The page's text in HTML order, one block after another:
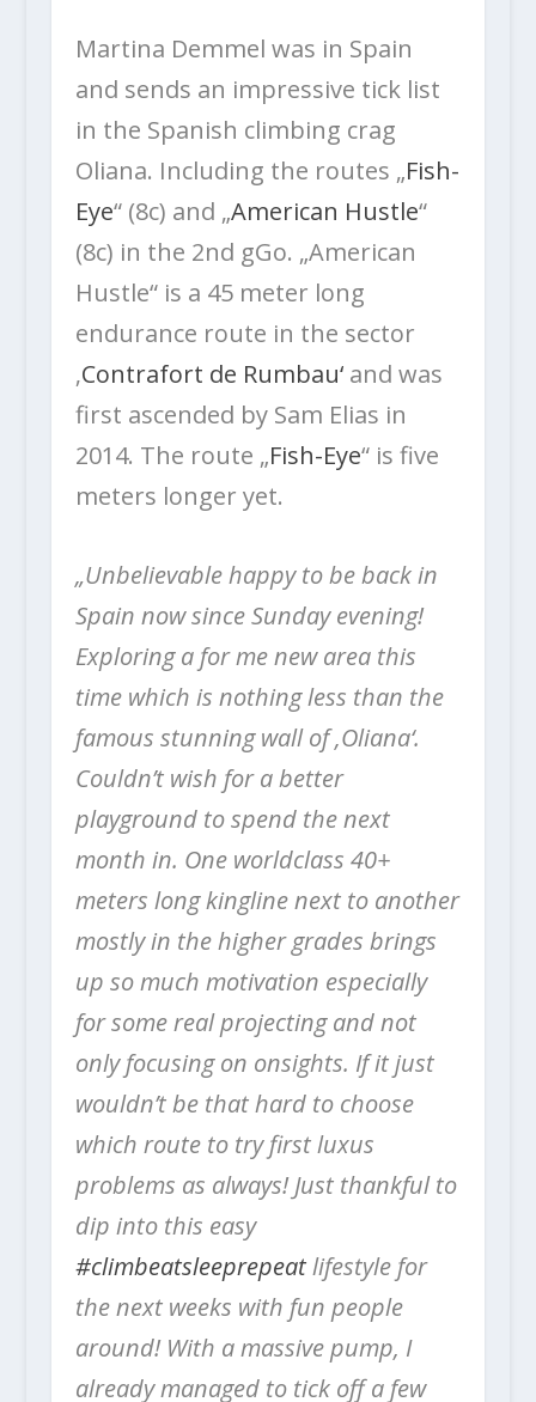
Martina Demmel was in Spain
and sends an impressive tick list
in the Spanish climbing crag
Oliana. Including the routes „Fish-
Eye“ (8c) and „American Hustle“
(8c) in the 2nd gGo. „American
Hustle“ is a 45 meter long
endurance route in the sector
‚Contrafort de Rumbau‘and was
first ascended by Sam Elias in
2014. The route „Fish-Eye“ is five
meters longer yet.
„Unbelievable happy to be back in
Spain now since Sunday evening!
Exploring a for me new area this
time which is nothing less than the
famous stunning wall of ‚Oliana‘.
Couldn’t wish for a better
playground to spend the next
month in. One worldclass 40+
meters long kingline next to another
mostly in the higher grades brings
up so much motivation especially
for some real projecting and not
only focusing on onsights. If it just
wouldn’t be that hard to choose
which route to try first luxus
problems as always! Just thankful to
dip into this easy
#climbeatsleeprepeatlifestyle for
the next weeks with fun people
around! With a massive pump, I
already managed to tick off a few